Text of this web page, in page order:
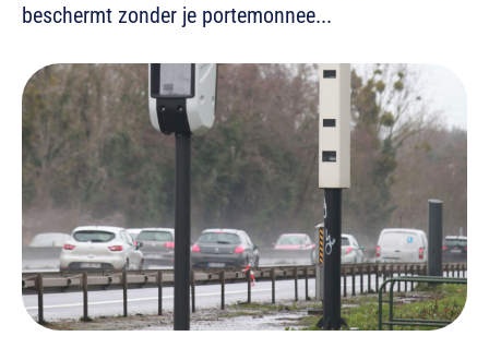
beschermt zonder je portemonnee...